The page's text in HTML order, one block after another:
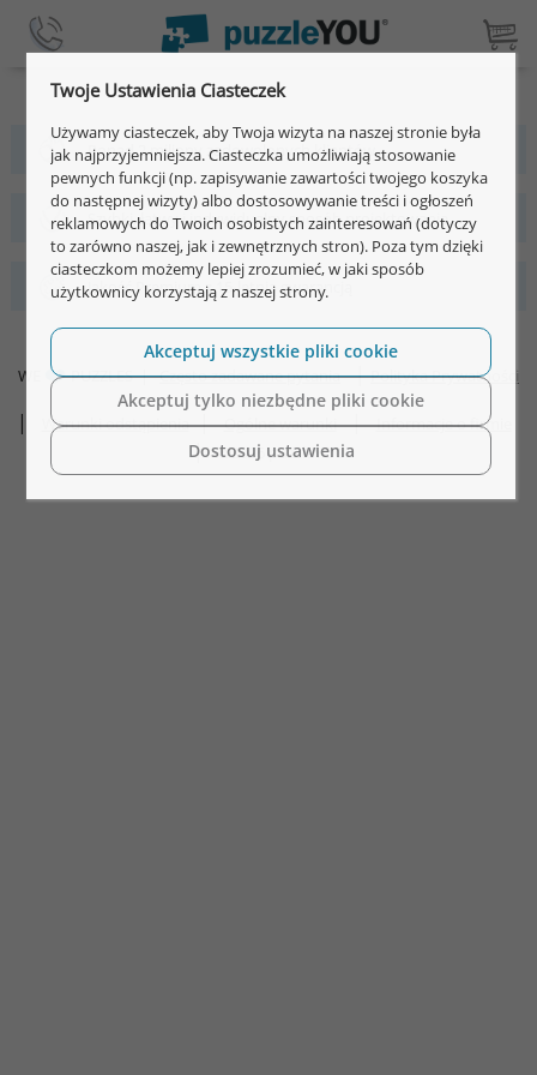
Ponad 2 miliony zadowolonych klientów
Szybki, łatwy i indywidualny sposób projektowania
Jakość Premium z 15-letnią gwarancją
WE PUZZLES|Często zadawane pytania|Polityka Prywatności
| Warunki odstąpienia|Ogólne warunki|Informacje o firmie
|©2026 puzzleYOU
Twoje Ustawienia Ciasteczek
Używamy ciasteczek, aby Twoja wizyta na naszej stronie była
jak najprzyjemniejsza. Ciasteczka umożliwiają stosowanie
pewnych funkcji (np. zapisywanie zawartości twojego koszyka
do następnej wizyty) albo dostosowywanie treści i ogłoszeń
reklamowych do Twoich osobistych zainteresowań (dotyczy
to zarówno naszej, jak i zewnętrznych stron). Poza tym dzięki
ciasteczkom możemy lepiej zrozumieć, w jaki sposób
użytkownicy korzystają z naszej strony.
Dostosuj ustawienia
Akceptuj tylko niezbędne pliki cookie
Akceptuj wszystkie pliki cookie